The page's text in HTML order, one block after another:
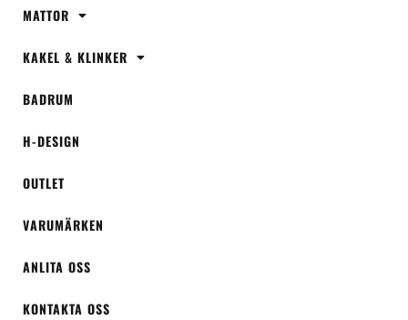
MATTOR
KAKEL & KLINKER
BADRUM
H-DESIGN
OUTLET
VARUMÄRKEN
ANLITA OSS
KONTAKTA OSS